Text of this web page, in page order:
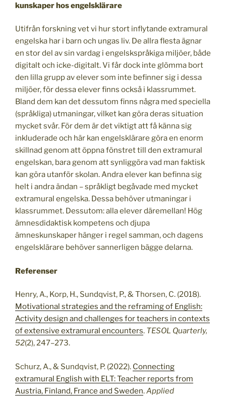
kunskaper hos engelsklärare
Utifrån forskning vet vi hur stort inflytande extramural
engelska har i barn och ungas liv. De allra flesta ägnar
en stor del av sin vardag i engelskspråkiga miljöer, både
digitalt och icke-digitalt. Vi får dock inte glömma bort
den lilla grupp av elever som inte befinner sig i dessa
miljöer, för dessa elever finns också i klassrummet.
Bland dem kan det dessutom finns några med speciella
(språkliga) utmaningar, vilket kan göra deras situation
mycket svår. För dem är det viktigt att få känna sig
inkluderade och här kan engelsklärare göra en enorm
skillnad genom att öppna fönstret till den extramural
engelskan, bara genom att synliggöra vad man faktisk
kan göra utanför skolan. Andra elever kan befinna sig
helt i andra ändan – språkligt begåvade med mycket
extramural engelska. Dessa behöver utmaningar i
klassrummet. Dessutom: alla elever däremellan! Hög
ämnesdidaktisk kompetens och djupa
ämneskunskaper hänger i regel samman, och dagens
engelsklärare behöver sannerligen bägge delarna.
Referenser
Henry, A., Korp, H., Sundqvist, P., & Thorsen, C. (2018).
Motivational strategies and the reframing of English:
Activity design and challenges for teachers in contexts
of extensive extramural encounters. TESOL Quarterly,
52(2), 247–273.
Schurz, A., & Sundqvist, P. (2022). Connecting
extramural English with ELT: Teacher reports from
Austria, Finland, France and Sweden.Applied